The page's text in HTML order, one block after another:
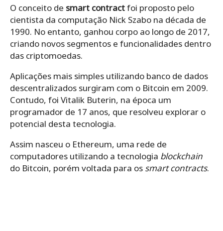
O conceito de smart contractfoi proposto pelo
cientista da computação Nick Szabo na década de
1990. No entanto, ganhou corpo ao longo de 2017,
criando novos segmentos e funcionalidades dentro
das criptomoedas.
Aplicações mais simples utilizando banco de dados
descentralizados surgiram com o Bitcoin em 2009.
Contudo, foi Vitalik Buterin, na época um
programador de 17 anos, que resolveu explorar o
potencial desta tecnologia.
Assim nasceu o Ethereum, uma rede de
computadores utilizando a tecnologia blockchain
do Bitcoin, porém voltada para os smart contracts.